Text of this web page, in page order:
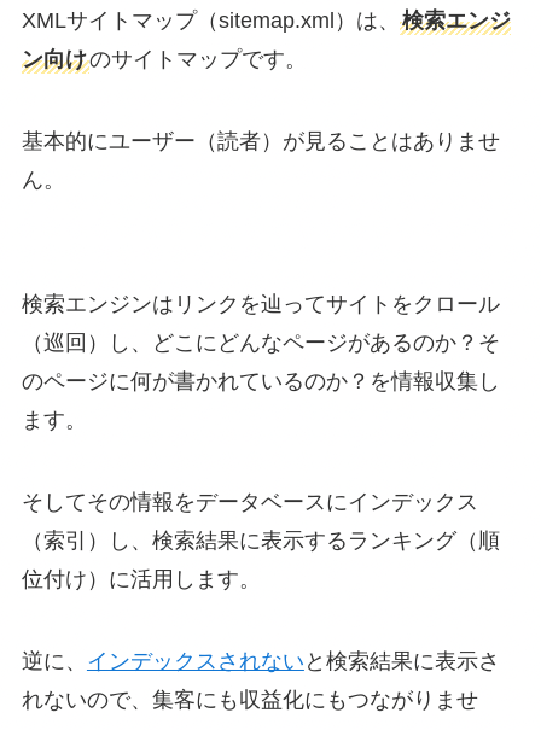
XMLサイトマップ（sitemap.xml）は、 検索エンジ
ン向けのサイトマップです。
基本的にユーザー（読者）が見ることはありませ
ん。
検索エンジンはリンクを辿ってサイトをクロール
（巡回）し、どこにどんなページがあるのか？そ
のページに何が書かれているのか？を情報収集し
ます。
そしてその情報をデータベースにインデックス
（索引）し、検索結果に表示するランキング（順
位付け）に活用します。
逆に、 インデックスされない と検索結果に表示さ
れないので、集客にも収益化にもつながりませ